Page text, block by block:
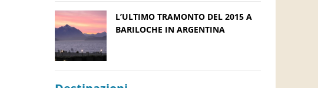
L’ULTIMO TRAMONTO DEL 2015 A
BARILOCHE IN ARGENTINA